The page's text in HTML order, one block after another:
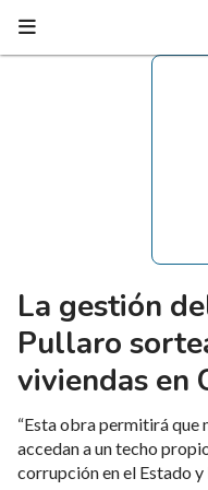
La gestión
Pullaro
viviendas en
“Esta obra permitirá que
accedan a un techo
corrupción en el Estado y